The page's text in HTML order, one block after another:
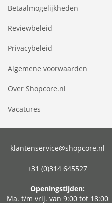
Betaalmogelijkheden
Reviewbeleid
Privacybeleid
Algemene voorwaarden
Over Shopcore.nl
Vacatures
klantenservice@shopcore.nl
+31 (0)314 645527
Openingstijden:
Ma. t/m vrij. van 9:00 tot 18:00